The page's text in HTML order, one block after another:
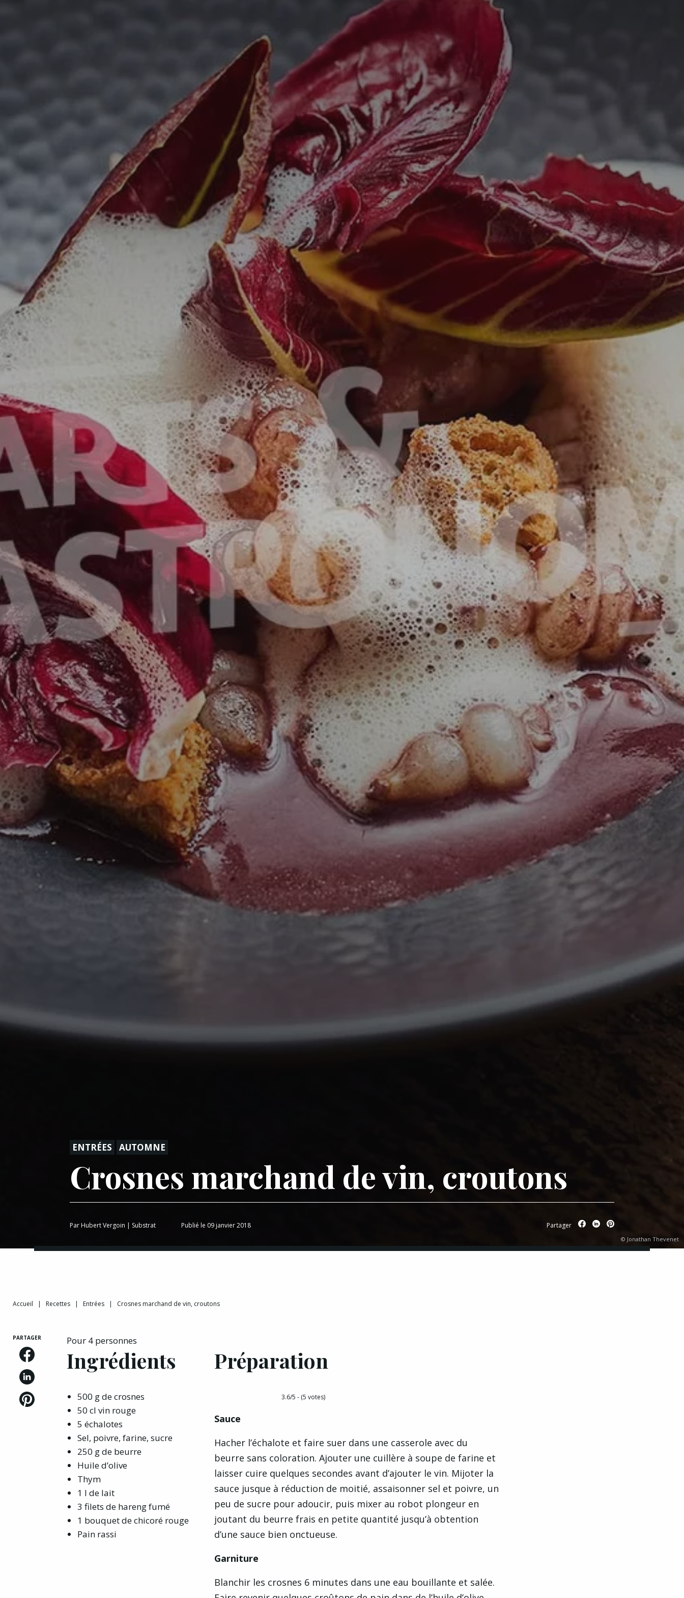
© Jonathan Thevenet
ENTRÉES AUTOMNE
Crosnes marchand de vin, croutons
ParHubert Vergoin | Substrat Publié le 09 janvier 2018 Partager
Accueil | Recettes | Entrées | Crosnes marchand de vin, croutons
PARTAGER Pour 4 personnes
Ingrédients
500 g de crosnes
50 cl vin rouge
5 échalotes
Sel, poivre, farine, sucre
250 g de beurre
Huile d’olive
Thym
1 l de lait
3 filets de hareng fumé
1 bouquet de chicoré rouge
Pain rassi
Préparation
3.6/5 - (5 votes)
Sauce
Hacher l’échalote et faire suer dans une casserole avec du
beurre sans coloration. Ajouter une cuillère à soupe de farine et
laisser cuire quelques secondes avant d’ajouter le vin. Mijoter la
sauce jusque à réduction de moitié, assaisonner sel et poivre, un
peu de sucre pour adoucir, puis mixer au robot plongeur en
joutant du beurre frais en petite quantité jusqu’à obtention
d’une sauce bien onctueuse.
Garniture
Blanchir les crosnes 6 minutes dans une eau bouillante et salée.